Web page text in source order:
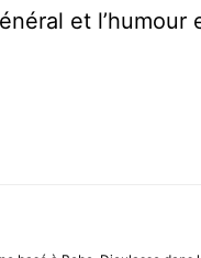
et l’humour